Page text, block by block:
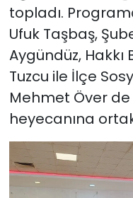
topladı.
Ufuk Taşbaş,
Aygündüz,
Tuzcu ile İlçe
Mehmet Över
heyecanına